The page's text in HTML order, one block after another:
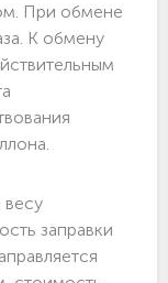
При обмене
К обмену
весу
заправки